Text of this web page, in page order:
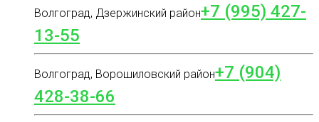
Волгоград, Дзержинский район+7 (995) 427-
13-55
Волгоград, Ворошиловский район+7 (904)
428-38-66